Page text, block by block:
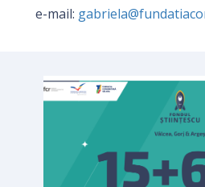
e-mail: